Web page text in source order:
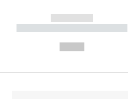
------------
----------- ----------- --------